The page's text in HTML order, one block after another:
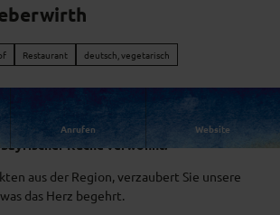
Restaurant deutsch, vegetarisch
Anrufen Website
werden Sie mit guter
Küche verwöhnt.
aus der Region, verzaubert Sie unsere
das Herz begehrt.